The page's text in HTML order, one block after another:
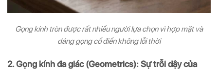
Gọng kính tròn được rất nhiều người lựa chọn vì hợp mặt và
dáng gọng cổ điển không lỗi thời
2. Gọng kính đa giác (Geometrics): Sự trỗi dậy của